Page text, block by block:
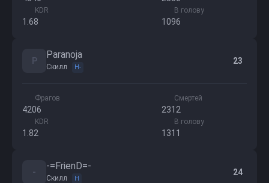
KDR
1.68
В голову
1096
P
Paranoja
Скилл H-
23
Фрагов
4206
Смертей
2312
KDR
1.82
В голову
1311
-
-=FrienD=-
Скилл H
24